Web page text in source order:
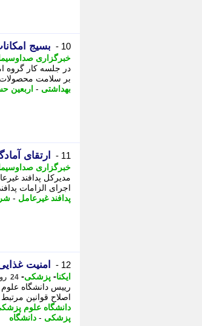
10 - بسیج
خبرگزاری
در جلسه کار گروه
بر سلامت محصولات
بهداشتی - اربعین
11 - ارتقای
خبرگزاری
مدیرکل پدافند
اجرای الزامات
پدافند غیرعامل -
12 - امنیت
ایکنا- پزشکی- 24 روز پیش - سه شنبه 23 تیر 1405، 16:17
رییس دانشگاه
اصلاح قوانین
دانشگاه علوم
پزشکی - دانشگاه